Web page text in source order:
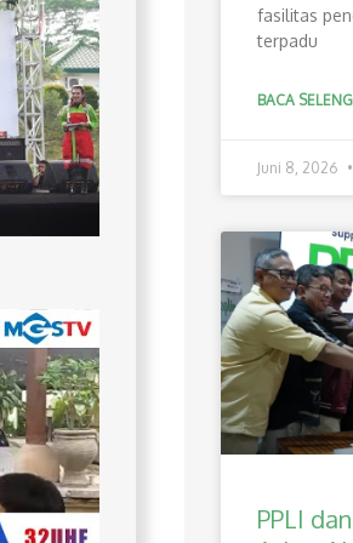
fasilitas
terpadu
BACA
Juni 8, 2026
PPLI